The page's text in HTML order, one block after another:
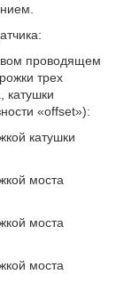
проводящем
трех
катушки
«offset»):
катушки
моста
моста
моста